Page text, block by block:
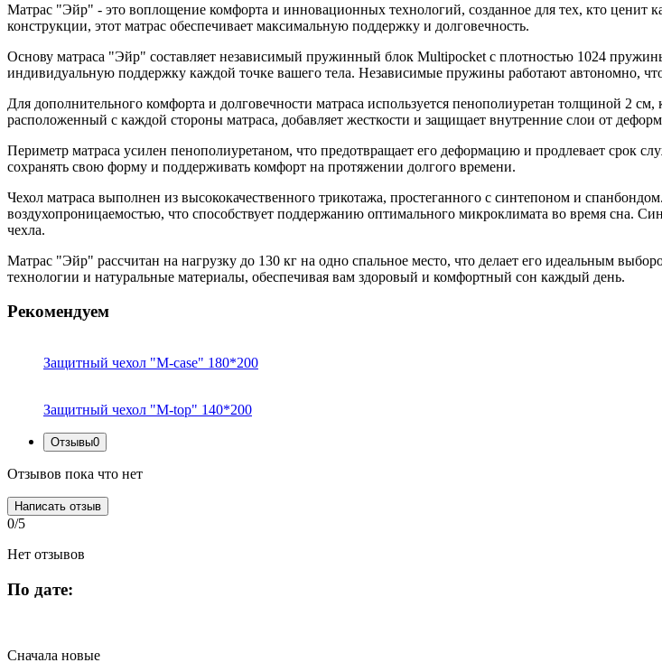
Матрас "Эйр" - это воплощение комфорта и инновационных технологий, созданное для тех, кто ценит
конструкции, этот матрас обеспечивает максимальную поддержку и долговечность.
Основу матраса "Эйр" составляет независимый пружинный блок Multipocket с плотностью 1024
индивидуальную поддержку каждой точке вашего тела. Независимые пружины работают автономно,
Для дополнительного комфорта и долговечности матраса используется пенополиуретан толщиной 2
расположенный с каждой стороны матраса, добавляет жесткости и защищает внутренние слои от
Периметр матраса усилен пенополиуретаном, что предотвращает его деформацию и продлевает срок
сохранять свою форму и поддерживать комфорт на протяжении долгого времени.
Чехол матраса выполнен из высококачественного трикотажа, простеганного с синтепоном и
воздухопроницаемостью, что способствует поддержанию оптимального микроклимата во время сна.
чехла.
Матрас "Эйр" рассчитан на нагрузку до 130 кг на одно спальное место, что делает его идеальным
технологии и натуральные материалы, обеспечивая вам здоровый и комфортный сон каждый день.
Рекомендуем
Защитный чехол "M-case" 180*200
Защитный чехол "M-top" 140*200
Отзывы0
Отзывов пока что нет
Написать отзыв
0/5
Нет отзывов
По дате:
Сначала новые